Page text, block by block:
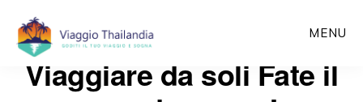
Passa
contenuto
MENU
Viaggiare da soli Fate il